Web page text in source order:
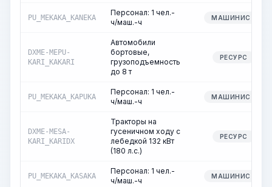
PU_MEKAKA_KANEKA
Персонал: 1 чел.-
ч/маш.-ч
МАШИНИСТ
DXME-MEPU-
KARI_KAKARI
Автомобили
бортовые,
грузоподъемность
до 8 т
РЕСУРС
PU_MEKAKA_KAPUKA
Персонал: 1 чел.-
ч/маш.-ч
МАШИНИСТ
DXME-MESA-
KARI_KARIDX
Тракторы на
гусеничном ходу с
лебедкой 132 кВт
(180 л.с.)
РЕСУРС
PU_MEKAKA_KASAKA
Персонал: 1 чел.-
ч/маш.-ч
МАШИНИСТ